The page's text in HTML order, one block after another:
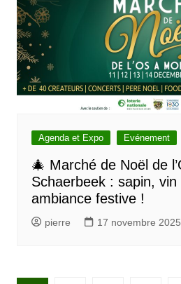
Agenda et Expo Evénement
🎄 Marché de Noël de
Schaerbeek : sapin,
ambiance festive !
pierre 17 novembre 2025